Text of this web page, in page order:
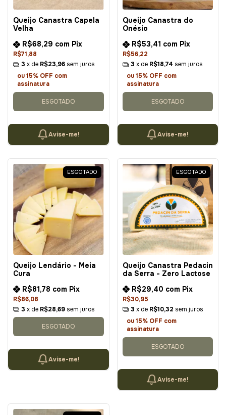
Queijo Canastra Capela
Velha
R$71,88
R$68,29 com Pix
3 x de R$23,96 sem juros
ou 15% OFF com
assinatura
ESGOTADO
Avise-me!
Queijo Canastra do
Onésio
R$56,22
R$53,41 com Pix
3 x de R$18,74 sem juros
ou 15% OFF com
assinatura
ESGOTADO
Avise-me!
ESGOTADO
Queijo Lendário - Meia
Cura
R$86,08
R$81,78 com Pix
3 x de R$28,69 sem juros
ESGOTADO
Avise-me!
ESGOTADO
Queijo Canastra Pedacin
da Serra - Zero Lactose
R$30,95
R$29,40 com Pix
3 x de R$10,32 sem juros
ou 15% OFF com
assinatura
ESGOTADO
Avise-me!